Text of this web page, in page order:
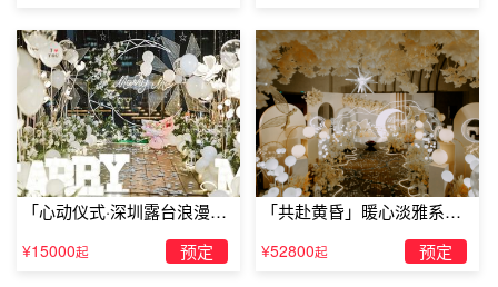
家里浪漫求婚方式二、杂志求婚
大多数女性都爱看杂志，其实杂志也可以成为你的求婚工
具。制作一本由你亲自设计的杂志，里面写上一段你对你们
关系看法的采访。杂志里再夹一张地图，告诉她立刻从她所
「心动仪式·深圳露台浪漫求
婚」
¥15000起 预定
「共赴黄昏」暖心淡雅系求
婚仪式
¥52800起 预定